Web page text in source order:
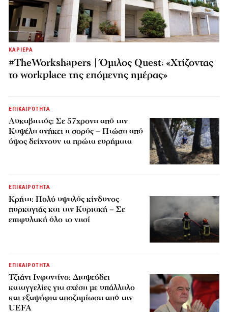
ΚΑΡΙΕΡΑ
#TheWorkshapers | Όμιλος Quest: «Χτίζοντας
το workplace της επόμενης ημέρας»
ΕΠΙΚΑΙΡΟΤΗΤΑ
Λυκαβηττός: Σε 57χρονη από την
Κυψέλη ανήκει η σορός – Πτώση από
ύψος δείχνουν τα πρώτα ευρήματα
ΕΠΙΚΑΙΡΟΤΗΤΑ
Κρήτη: Πολύ υψηλός κίνδυνος
πυρκαγιάς και την Κυριακή – Σε
επιφυλακή όλο το νησί
ΕΠΙΚΑΙΡΟΤΗΤΑ
Τζιάνι Ινφαντίνο: Διαψεύδει
καταγγελίες για σχέση με υπάλληλο
και εξαψήφια αποζημίωση από την
UEFA